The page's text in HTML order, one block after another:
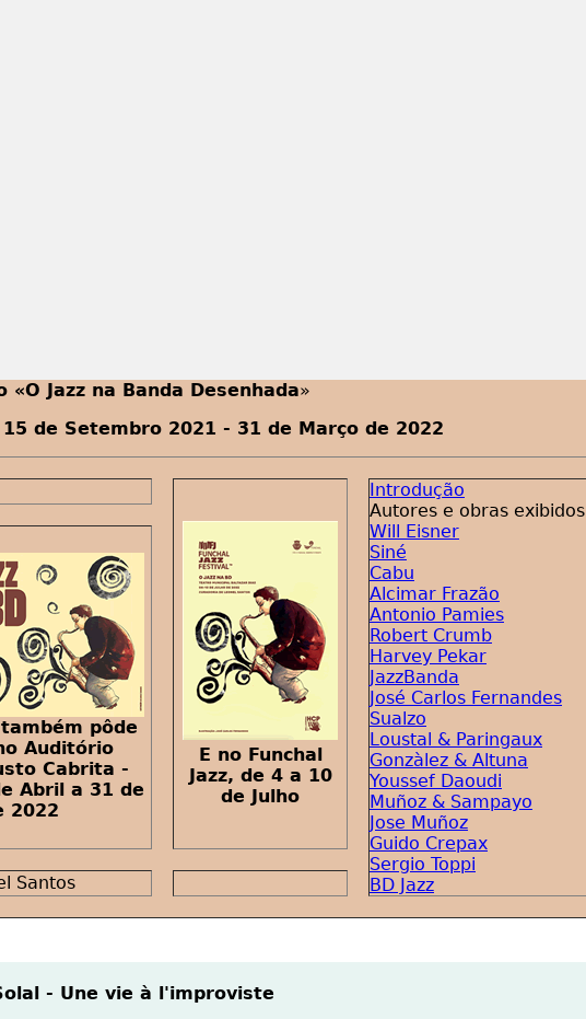
«O Jazz na Banda Desenhada»
de Setembro 2021 - 31 de Março de 2022
E no Funchal
Jazz, de 4 a 10
de Julho
Introdução
Autores e obras exibidos
Will Eisner
Siné
Cabu
Alcimar Frazão
Antonio Pamies
Robert Crumb
Harvey Pekar
JazzBanda
José Carlos Fernandes
Sualzo
Loustal & Paringaux
Gonzàlez & Altuna
Youssef Daoudi
Muñoz & Sampayo
Jose Muñoz
Guido Crepax
Sergio Toppi
BD Jazz
pôde
Auditório
Cabrita -
Abril a 31 de
2022
Santos
- Une vie à l'improviste